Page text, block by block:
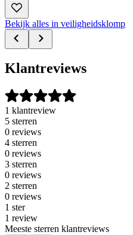
Bekijk alles in veiligheidsklomp
Klantreviews
1 klantreview
5 sterren
0 reviews
4 sterren
0 reviews
3 sterren
0 reviews
2 sterren
0 reviews
1 ster
1 review
Meeste sterren klantreviews